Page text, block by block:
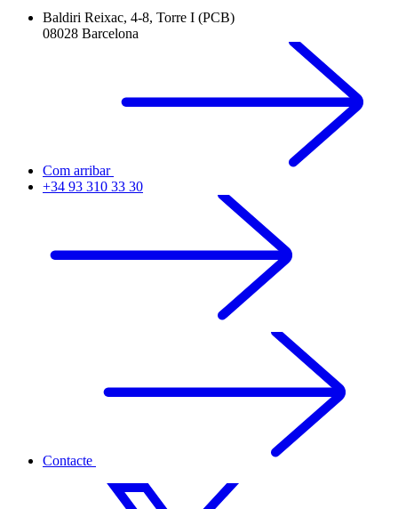
Baldiri Reixac, 4-8, Torre I (PCB)
08028 Barcelona
Com arribar
+34 93 310 33 30
Contacte